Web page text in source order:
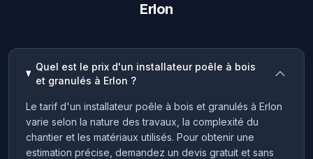
Erlon
Quel est le prix d'un installateur poêle à bois
et granulés à Erlon ?
Le tarif d'un installateur poêle à bois et granulés à Erlon
varie selon la nature des travaux, la complexité du
chantier et les matériaux utilisés. Pour obtenir une
estimation précise, demandez un devis gratuit et sans